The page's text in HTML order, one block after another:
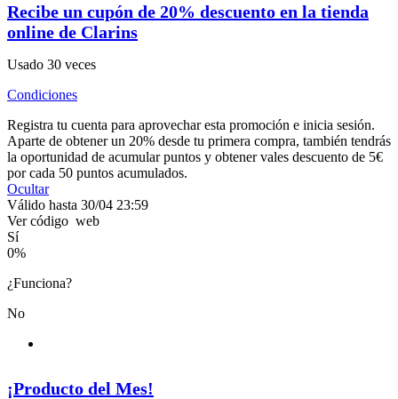
Recibe un cupón de 20% descuento en la tienda
online de Clarins
Usado 30 veces
Condiciones
Registra tu cuenta para aprovechar esta promoción e inicia sesión.
Aparte de obtener un 20% desde tu primera compra, también tendrás
la oportunidad de acumular puntos y obtener vales descuento de 5€
por cada 50 puntos acumulados.
Ocultar
Válido hasta 30/04 23:59
Ver código web
Sí
0%
¿Funciona?
No
¡Producto del Mes!